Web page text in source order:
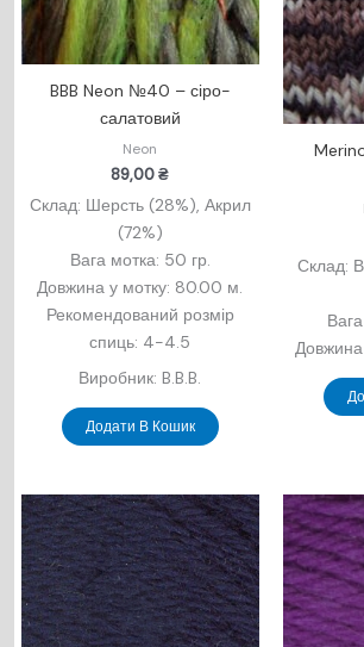
BBB Neon №40 – сіро-
салатовий
Neon
89,00₴
Склад: Шерсть (28%), Акрил
(72%)
Вага мотка: 50 гр.
Довжина у мотку: 80.00 м.
Рекомендований розмір
спиць: 4-4.5
Виробник: B.B.B.
Додати В Кошик
Склад: